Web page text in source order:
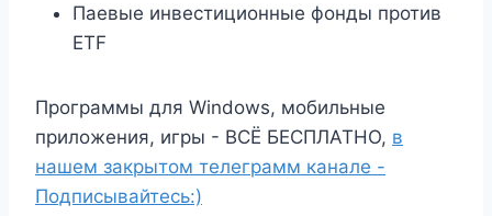
Паевые инвестиционные фонды против
ETF
Программы для Windows, мобильные
приложения, игры - ВСЁ БЕСПЛАТНО, в
нашем закрытом телеграмм канале -
Подписывайтесь:)